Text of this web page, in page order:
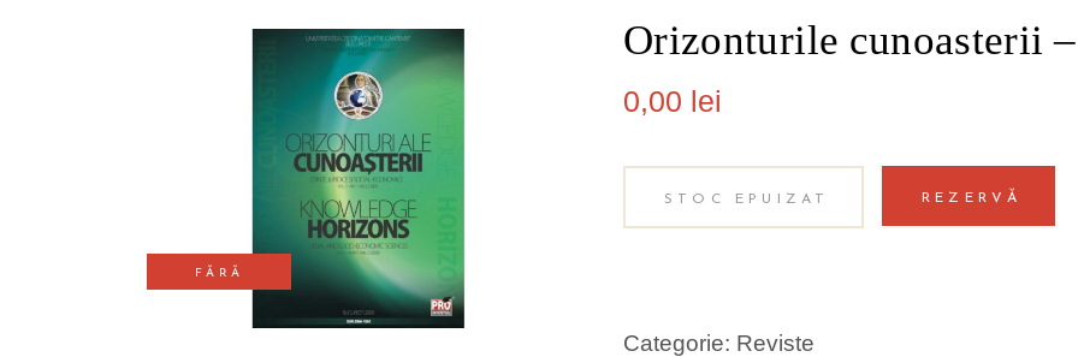
FĂRĂ
Orizonturile cunoasterii
0,00 lei
STOC EPUIZAT REZERVĂ
Categorie: Reviste